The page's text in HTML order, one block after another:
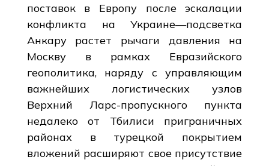
поставок в Европу после эскалации
конфликта на Украине—подсветка
Анкару растет рычаги давления на
Москву в рамках Евразийского
геополитика, наряду с управляющим
важнейших логистических узлов
Верхний Ларс-пропускного пункта
недалеко от Тбилиси приграничных
районах в турецкой покрытием
вложений расширяют свое присутствие